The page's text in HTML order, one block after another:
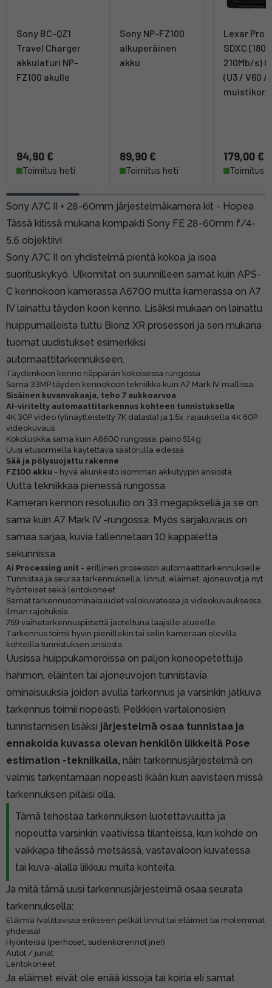
Sony BC-QZ1
Travel Charger
akkulaturi NP-
FZ100 akulle
94,90 €
Toimitus heti
Sony NP-FZ100
alkuperäinen
akku
89,90 €
Toimitus heti
Lexar Pro
SDXC
210Mb/s)
(U3 / V60 /
179,00 €
Toimitus
Sony A7C II + 28-60mm järjestelmäkamera kit - Hopea
Tässä kitissä mukana kompakti Sony FE 28-60mm f/4-
5.6 objektiivi
Sony A7C II on yhdistelmä pientä kokoa ja isoa
suorituskykyö. Ulkomitat on suunnilleen samat kuin APS-
C kennokoon kamerassa A6700 mutta kamerassa on A7
IV lainattu täyden koon kenno. Lisäksi mukaan on lainattu
huippumalleista tuttu Bionz XR prosessori ja sen mukana
tuomat uudistukset esimerkiksi
automaattitarkennukseen.
Täydenkoon kenno näppärän kokoisessa rungossa
Sama 33MP täyden kennokoon tekniikka kuin A7 Mark IV mallissa
Sisäinen kuvanvakaaja, teho 7 aukkoarvoa
AI-viritelty automaattitarkennus kohteen tunnistuksella
4K 30P video (ylinäytteistetty 7K datasta) ja 1.5x rajauksella 4K 60P
videokuvaus
Kokoluokka sama kuin A6600 rungossa, paino 514g
Uusi etusormella käytettävä säätörulla edessä
Sää ja pölysuojattu rakenne
FZ100 akku - hyvä akunkesto isomman akkutyypin ansiosta
Uutta tekniikkaa pienessä rungossa
Kameran kennon resoluutio on 33 megapikseliä ja se on
sama kuin A7 Mark IV -rungossa. Myös sarjakuvaus on
samaa sarjaa, kuvia tallennetaan 10 kappaletta
sekunnissa.
Ai Processing unit - erillinen prosessori automaattitarkennukselle
Tunnistaa ja seuraa tarkennuksella: linnut, eläimet, ajoneuvot ja nyt
hyönteiset sekä lentokoneet
Samat tarkennusominaisuudet valokuvatessa ja videokuvauksessa
ilman rajoituksia
759 vaihetarkennuspistettä jaoteltuna laajalle alueelle
Tarkennus toimii hyvin pienillekin tai selin kameraan olevilla
kohteilla tunnistuksen ansiosta
Uusissa huippukameroissa on paljon koneopetettuja
hahmon, eläinten tai ajoneuvojen tunnistavia
ominaisuuksia joiden avulla tarkennus ja varsinkin jatkuva
tarkennus toimii nopeasti. Pelkkien vartalonosien
tunnistamisen lisäksi järjestelmä osaa tunnistaa ja
ennakoida kuvassa olevan henkilön liikkeitä Pose
estimation -tekniikalla, näin tarkennusjärjestelmä on
valmis tarkentamaan nopeasti ikään kuin aavistaen missä
tarkennuksen pitäisi olla.
Tämä tehostaa tarkennuksen luotettavuutta ja
nopeutta varsinkin vaativissa tilanteissa, kun kohde on
vaikkapa tiheässä metsässä, vastavaloon kuvatessa
tai kuva-alalla liikkuu muita kohteita.
Ja mitä tämä uusi tarkennusjärjestelmä osaa seurata
tarkennuksella:
Eläimiä (valittavissa erikseen pelkät linnut tai eläimet tai molemmat
yhdessä)
Hyönteisiä (perhoset, sudenkorennot jne!)
Autot / junat
Lentokoneet
Ja eläimet eivät ole enää kissoja tai koiria eli samat